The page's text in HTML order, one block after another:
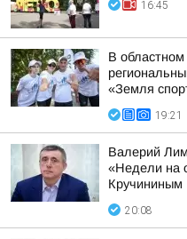
16:45
В
«Земля
19:21
Валерий
«Недели на
Кручининым
20:08